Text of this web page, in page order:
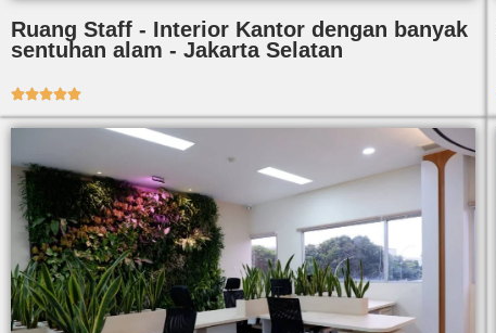
Ruang Staff - Interior Kantor dengan banyak
sentuhan alam - Jakarta Selatan
